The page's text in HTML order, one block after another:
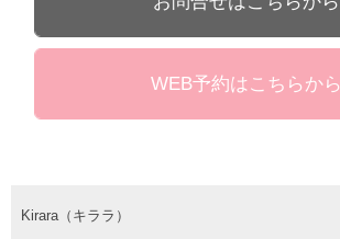
WEB予約はこちらから
Kirara（キララ）